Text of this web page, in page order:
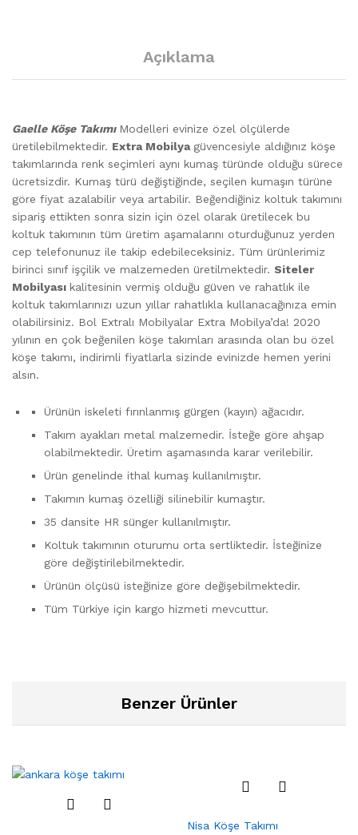
Açıklama
Gaelle Köşe Takımı Modelleri evinize özel ölçülerde
üretilebilmektedir. Extra Mobilya güvencesiyle aldığınız köşe
takımlarında renk seçimleri aynı kumaş türünde olduğu sürece
ücretsizdir. Kumaş türü değiştiğinde, seçilen kumaşın türüne
göre fiyat azalabilir veya artabilir. Beğendiğiniz koltuk takımını
sipariş ettikten sonra sizin için özel olarak üretilecek bu
koltuk takımının tüm üretim aşamalarını oturduğunuz yerden
cep telefonunuz ile takip edebileceksiniz. Tüm ürünlerimiz
birinci sınıf işçilik ve malzemeden üretilmektedir. Siteler
Mobilyası kalitesinin vermiş olduğu güven ve rahatlık ile
koltuk takımlarınızı uzun yıllar rahatlıkla kullanacağınıza emin
olabilirsiniz. Bol Extralı Mobilyalar Extra Mobilya’da! 2020
yılının en çok beğenilen köşe takımları arasında olan bu özel
köşe takımı, indirimli fiyatlarla sizinde evinizde hemen yerini
alsın.
Ürünün iskeleti fırınlanmış gürgen (kayın) ağacıdır.
Takım ayakları metal malzemedir. İsteğe göre ahşap
olabilmektedir. Üretim aşamasında karar verilebilir.
Ürün genelinde ithal kumaş kullanılmıştır.
Takımın kumaş özelliği silinebilir kumaştır.
35 dansite HR sünger kullanılmıştır.
Koltuk takımının oturumu orta sertliktedir. İsteğinize
göre değiştirilebilmektedir.
Ürünün ölçüsü isteğinize göre değişebilmektedir.
Tüm Türkiye için kargo hizmeti mevcuttur.
Benzer Ürünler
rilere
Nisa Köşe Takımı